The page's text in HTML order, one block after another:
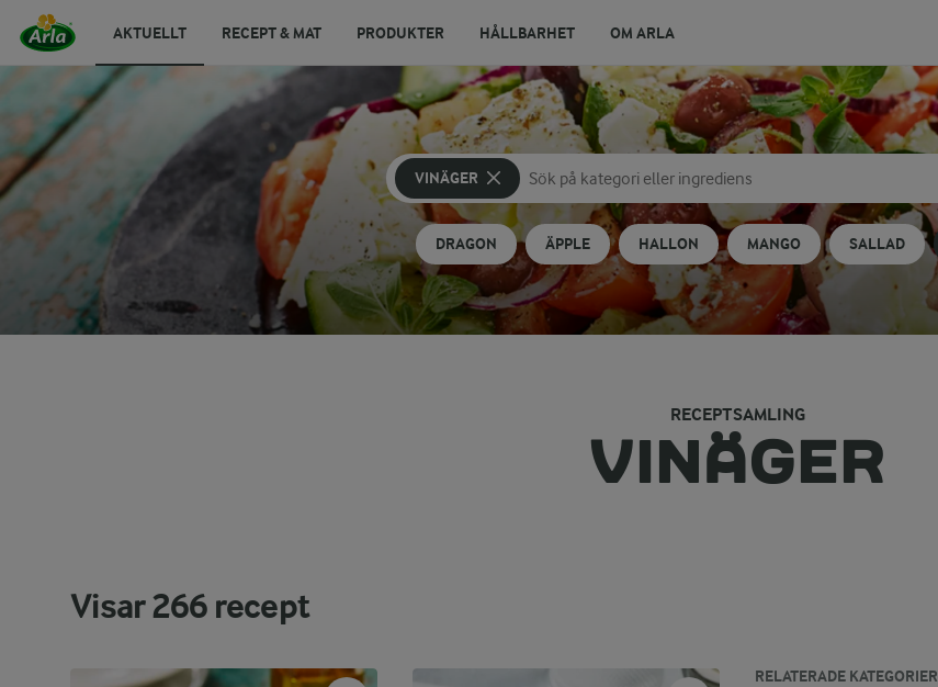
AKTUELLT RECEPT & MAT PRODUKTER HÅLLBARHET OM ARLA
VINÄGER
Sök på kategori eller ingrediens
Skriv in sökord för att få förslag
DRAGON ÄPPLE HALLON MANGO SALLAD
RECEPTSAMLING
VINÄGER
Visar266 recept
RELATERADE KATEGORIER